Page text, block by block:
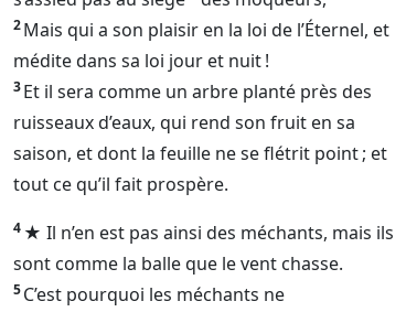
2Mais qui a son plaisir en la loi de l’Éternel, et
médite dans sa loi jour et nuit !
3Et il sera comme un arbre planté près des
ruisseaux d’eaux, qui rend son fruit en sa
saison, et dont la feuille ne se flétrit point ; et
tout ce qu’il fait prospère.
4 ★ Il n’en est pas ainsi des méchants, mais ils
sont comme la balle que le vent chasse.
5C’est pourquoi les méchants ne